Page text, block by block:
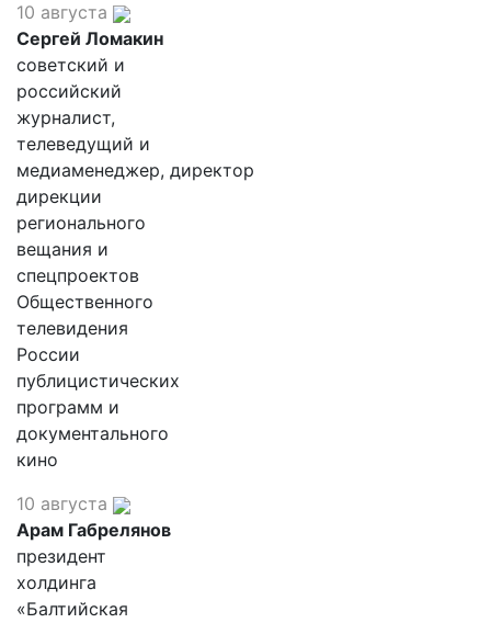
10 августа
Сергей Ломакин
советский и
российский
журналист,
телеведущий и
медиаменеджер, директор
дирекции
регионального
вещания и
спецпроектов
Общественного
телевидения
России
публицистических
программ и
документального
кино
10 августа
Арам Габрелянов
президент
холдинга
«Балтийская